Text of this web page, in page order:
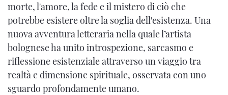
morte, l'amore, la fede e il mistero di ciò che
potrebbe esistere oltre la soglia dell'esistenza. Una
nuova avventura letteraria nella quale l’artista
bolognese ha unito introspezione, sarcasmo e
riflessione esistenziale attraverso un viaggio tra
realtà e dimensione spirituale, osservata con uno
sguardo profondamente umano.